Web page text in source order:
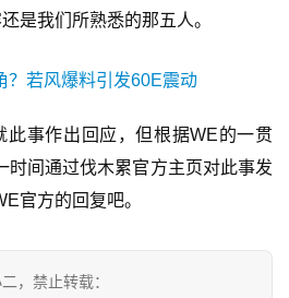
是我们所熟悉的那五人。
事作出回应，但根据WE的一贯
时间通过伐木累官方主页对此事发
官方的回复吧。
，禁止转载：